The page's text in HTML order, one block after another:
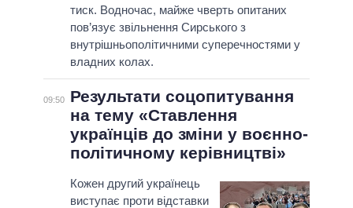
тиск. Водночас, майже чверть опитаних
пов’язує звільнення Сирського з
внутрішньополітичними суперечностями у
владних колах.
09:50
Результати соцопитування
на тeму «Ставлення
українців до зміни у воєнно-
політичному керівництві»
Кожен другий українець
виступає проти відставки